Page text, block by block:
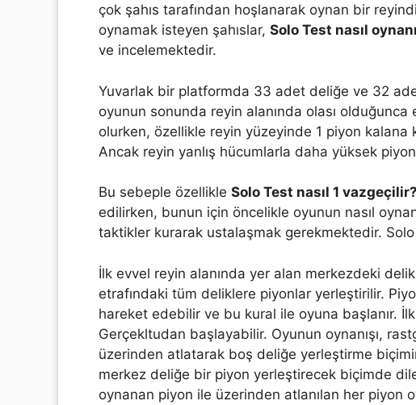
çok şahıs tarafından hoşlanarak oynan bir
oynamak isteyen şahıslar, Solo Test nasıl
ve incelemektedir.
Yuvarlak bir platformda 33 adet deliğe ve 32
oyunun sonunda reyin alanında olası
olurken, özellikle reyin yüzeyinde 1 piyon
Ancak reyin yanlış hücumlarla daha yüksek
Bu sebeple özellikle Solo Test nasıl 1 vazgeçilir?
edilirken, bunun için öncelikle oyunun nasıl
taktikler kurarak ustalaşmak gerekmektedir. Solo
İlk evvel reyin alanında yer alan merkezdeki
etrafındaki tüm deliklere piyonlar yerleştirilir.
hareket edebilir ve bu kural ile oyuna başlanır. İlk
Gerçekltudan başlayabilir. Oyunun oynanışı,
üzerinden atlatarak boş deliğe yerleştirme
merkez deliğe bir piyon yerleştirecek biçimde
oynanan piyon ile üzerinden atlanılan her piyon